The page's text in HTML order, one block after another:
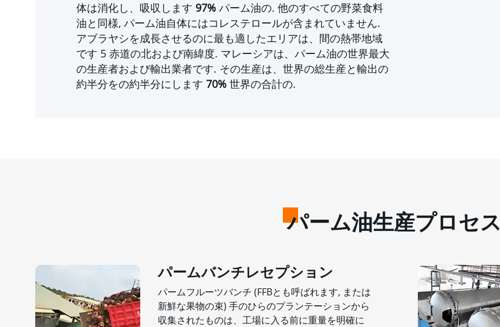
体は消化し、吸収します 97% パーム油の. 他のすべての野菜食料
油と同様, パーム油自体にはコレステロールが含まれていません.
アブラヤシを成長させるのに最も適したエリアは、間の熱帯地域
です 5 赤道の北および南緯度. マレーシアは、パーム油の世界最大
の生産者および輸出業者です. その生産は、世界の総生産と輸出の
約半分をの約半分にします 70% 世界の合計の.
パーム油生産プロセス
パームバンチレセプション
パームフルーツバンチ (FFBとも呼ばれます, または
新鮮な果物の束) 手のひらのプランテーションから
収集されたものは、工場に入る前に重量を明確に